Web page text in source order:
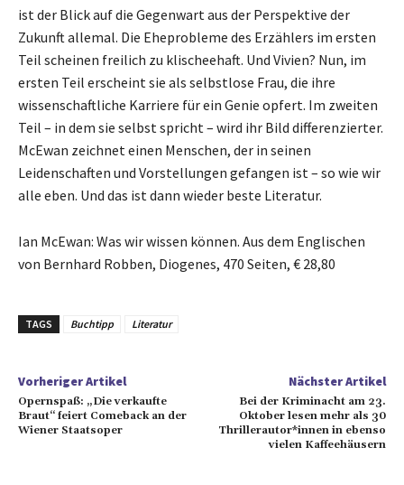
ist der Blick auf die Gegenwart aus der Perspektive der
Zukunft allemal. Die Eheprobleme des Erzählers im ersten
Teil scheinen freilich zu klischeehaft. Und Vivien? Nun, im
ersten Teil erscheint sie als selbstlose Frau, die ihre
wissenschaftliche Karriere für ein Genie opfert. Im zweiten
Teil – in dem sie selbst spricht – wird ihr Bild differenzierter.
McEwan zeichnet einen Menschen, der in seinen
Leidenschaften und Vorstellungen gefangen ist – so wie wir
alle eben. Und das ist dann wieder beste Literatur.
Ian McEwan: Was wir wissen können. Aus dem Englischen
von Bernhard Robben, Diogenes, 470 Seiten, € 28,80
TAGS Buchtipp Literatur
Vorheriger Artikel
Opernspaß: „Die verkaufte
Braut“ feiert Comeback an der
Wiener Staatsoper
Nächster Artikel
Bei der Kriminacht am 23.
Oktober lesen mehr als 30
Thrillerautor*innen in ebenso
vielen Kaffeehäusern